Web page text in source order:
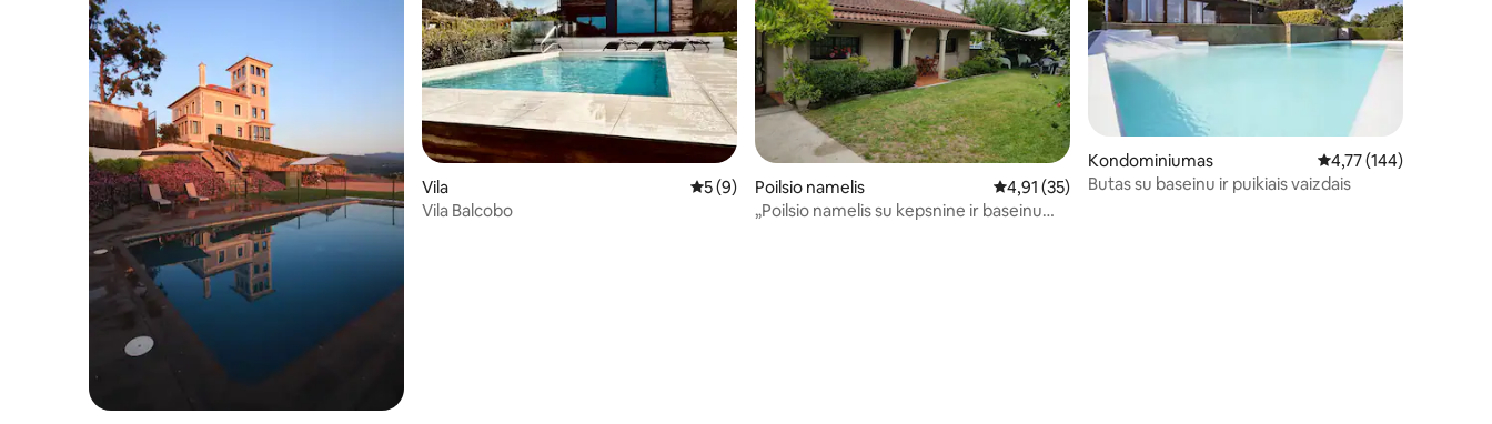
Vila Vidutinis įvertinimas: 5 iš 5, atsiliepimų: 9
5 (9)
Vila Balcobo
Poilsio namelis Vidutinis įvertinimas: 4,91 iš 5, atsiliepimų: 35
4,91 (35)
„Poilsio namelis su kepsnine ir baseinu
Kondominiumas Vidutinis įvertinimas:
4,77 (144)
Butas su baseinu ir puikiais vaizdais